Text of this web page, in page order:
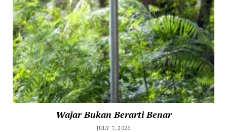
Wajar Bukan Berarti Benar
JULY 7, 2026